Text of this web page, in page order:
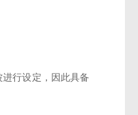
行设定，因此具备